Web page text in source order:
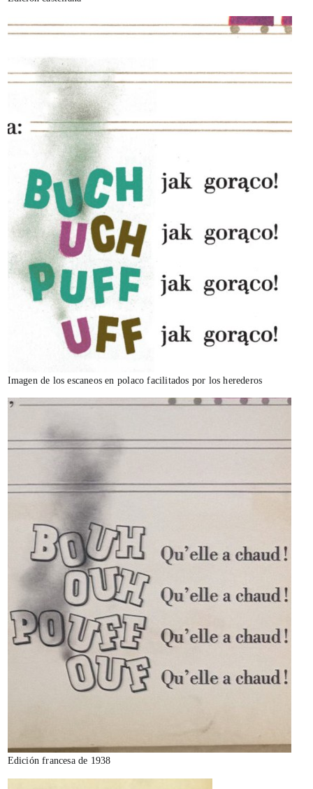
Imagen de los escaneos en polaco facilitados por los herederos
Edición francesa de 1938